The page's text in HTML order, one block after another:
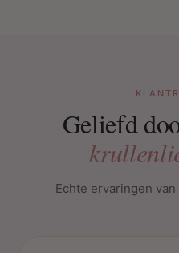
Geliefd
Echte ervaringen